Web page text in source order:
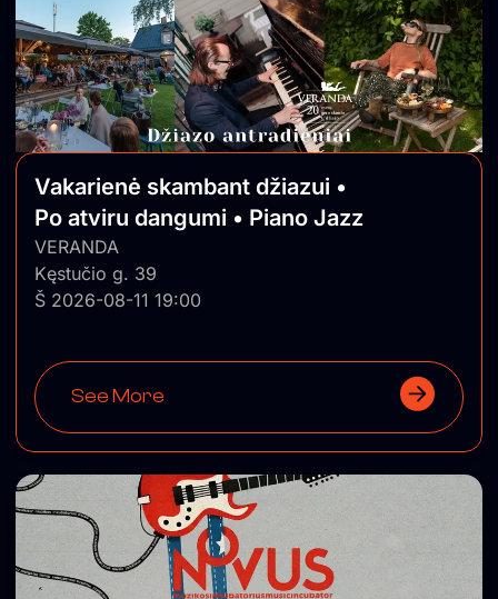
Vakarienė skambant džiazui •
Po atviru dangumi • Piano Jazz
VERANDA
Kęstučio g. 39
Š 2026-08-11 19:00
See More